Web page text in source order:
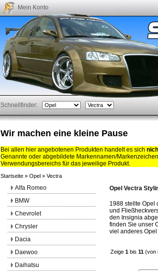
Mein Konto
Schnellfinder:
Wir machen eine kleine Pause
Bei allen hier angebotenen Produkten handelt es sich
Genannte oder abgebildete Markennamen/
Verwendungsbereichs für das jeweilige Produkt.
Startseite » Opel » Vectra
Opel Vectra
1988 stellte Opel
und
den Insignia
finden Sie unser
viel anderes
Zeige 1 bis 11 (von
Alfa Romeo
BMW
Chevrolet
Chrysler
Dacia
Daewoo
Daihatsu